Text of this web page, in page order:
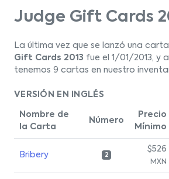
Judge Gift Cards
La última vez que se lanzó una
Gift Cards 2013 fue el 1/01/2013, y
tenemos 9 cartas en nuestro
VERSIÓN EN INGLÉS
Nombre de
la Carta
Número
Precio
Mínimo
Bribery 2
$526
MXN